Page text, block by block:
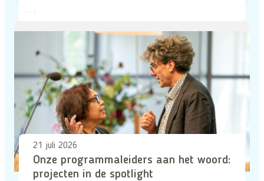
21 juli 2026
Onze programmaleiders aan het woord:
projecten in de spotlight